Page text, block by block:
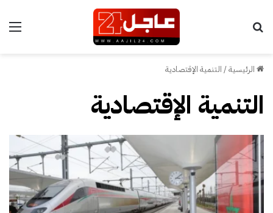
الرئيسية/ التنمية الإقتصادية
التنمية الإقتصادية